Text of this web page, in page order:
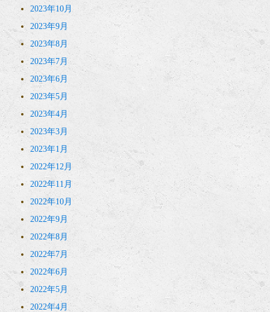
2023年10月
2023年9月
2023年8月
2023年7月
2023年6月
2023年5月
2023年4月
2023年3月
2023年1月
2022年12月
2022年11月
2022年10月
2022年9月
2022年8月
2022年7月
2022年6月
2022年5月
2022年4月